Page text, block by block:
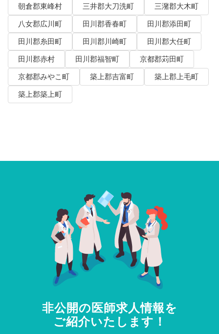
朝倉郡東峰村
三井郡大刀洗町
三潴郡大木町
八女郡広川町
田川郡香春町
田川郡添田町
田川郡糸田町
田川郡川崎町
田川郡大任町
田川郡赤村
田川郡福智町
京都郡苅田町
京都郡みやこ町
築上郡吉富町
築上郡上毛町
築上郡築上町
非公開の医師求人情報を
ご紹介いたします！